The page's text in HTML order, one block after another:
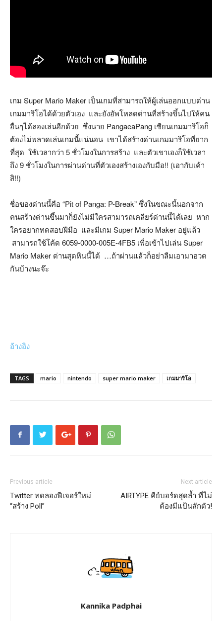
เกม Super Mario Maker เป็นเกมที่สามารถให้ผู้เล่นออกแบบด่าน
เกมมาริโอได้ด้วยตัวเอง และยังอัพโหลดด่านที่สร้างขึ้นไปให้คน
อื่นๆได้ลองเล่นอีกด้วย ซึ่งนาย PangaeaPang เซียนเกมมาริโอก็
ต้องไม่พลาดเล่นเกมนี้แน่นอน เขาได้สร้างด่านเกมมาริโอที่ยาก
ที่สุด ใช้เวลากว่า 5 ชั่วโมงในการสร้าง และตัวเขาเองก็ใช้เวลา
ถึง 9 ชั่วโมงในการผ่านด่านที่ตัวเองสร้างเองกับมือ!! (เอากับเค้า
สิ!!)
ชื่อของด่านนี้คือ “Pit of Panga: P-Break” ซึ่งในขณะนี้นอกจาก
คนสร้างด่านขึ้นมาก็ยังไม่มีใครสามารถเคลียร์ด่านนี้ได้เลย หาก
ใครอยากทดสอบฝีมือ และมีเกม Super Mario Maker อยู่แล้ว
สามารถใช้โค้ด 6059-0000-005E-4FB5 เพื่อเข้าไปเล่น Super
Mario Maker ด่านสุดหินนี้ได้ …ถ้าผ่านแล้วก็อย่าลืมเอามาอวด
กันบ้างนะจ๊ะ
อ้างอิง
TAGS mario nintendo super mario maker เกมมาริโอ
Previous article
Twitter ทดลองฟีเจอร์ใหม่
“สร้าง Poll”
Next article
AIRTYPE คีย์บอร์ดสุดล้ำ ที่ไม่
ต้องมีแป้นสักตัว!
Kannika Padphai